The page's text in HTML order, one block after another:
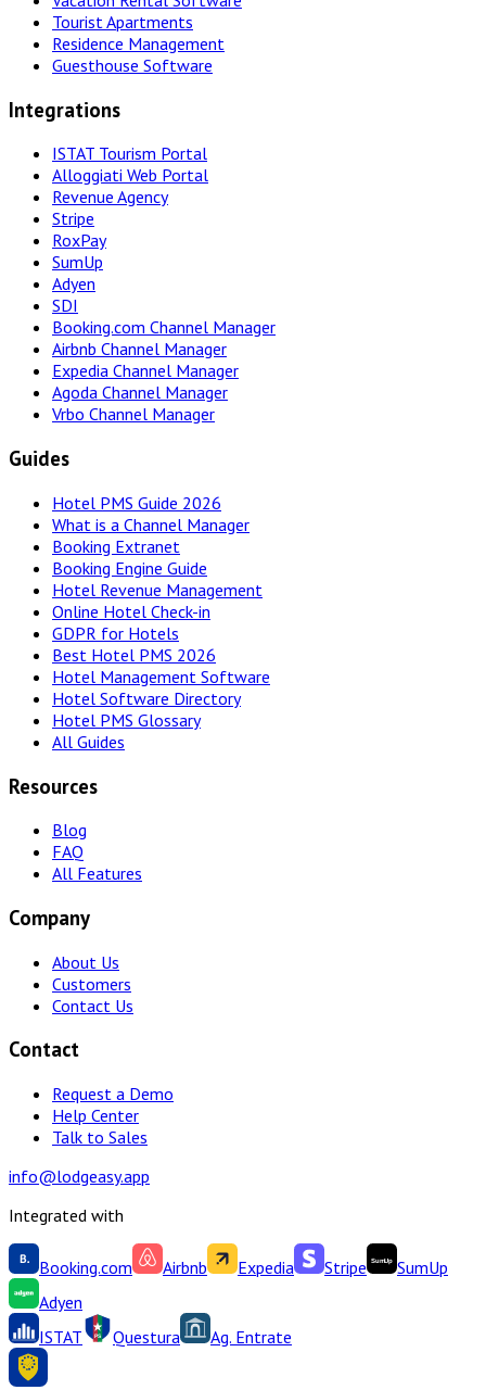
Tourist Apartments
Residence Management
Guesthouse Software
Integrations
ISTAT Tourism Portal
Alloggiati Web Portal
Revenue Agency
Stripe
RoxPay
SumUp
Adyen
SDI
Booking.com Channel Manager
Airbnb Channel Manager
Expedia Channel Manager
Agoda Channel Manager
Vrbo Channel Manager
Guides
Hotel PMS Guide 2026
What is a Channel Manager
Booking Extranet
Booking Engine Guide
Hotel Revenue Management
Online Hotel Check-in
GDPR for Hotels
Best Hotel PMS 2026
Hotel Management Software
Hotel Software Directory
Hotel PMS Glossary
All Guides
Resources
Blog
FAQ
All Features
Company
About Us
Customers
Contact Us
Contact
Request a Demo
Help Center
Talk to Sales
info@lodgeasy.app
Integrated with
Booking.com Airbnb Expedia Stripe
SumUp
Adyen
ISTAT
Questura Ag. Entrate